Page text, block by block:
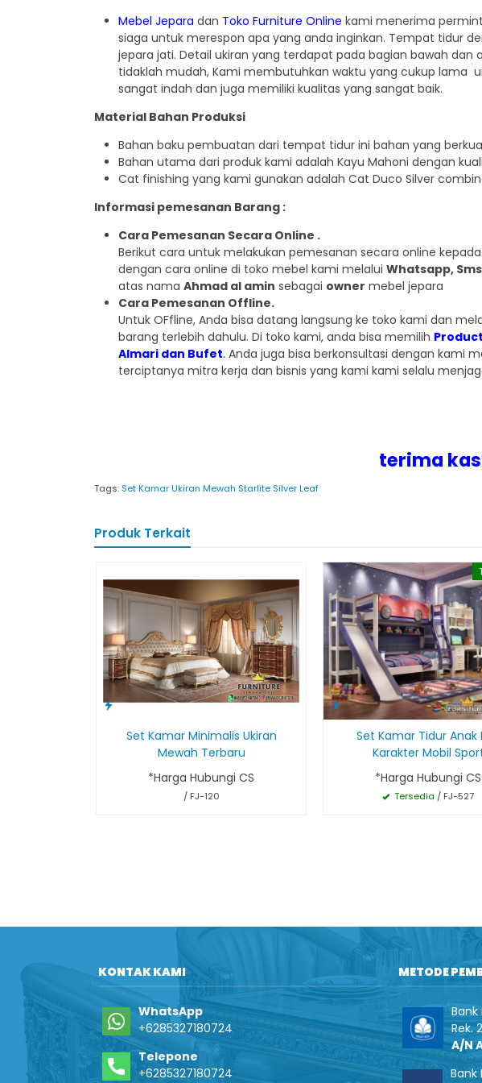
Mebel Jepara dan Toko Furniture Online kami menerima
siaga untuk merespon apa yang anda inginkan. Tempat tidur
jepara jati. Detail ukiran yang terdapat pada bagian bawah
tidaklah mudah, Kami membutuhkan waktu yang cukup lama
sangat indah dan juga memiliki kualitas yang sangat baik.
Material Bahan Produksi
Bahan baku pembuatan dari tempat tidur ini bahan yang
Bahan utama dari produk kami adalah Kayu Mahoni dengan
Cat finishing yang kami gunakan adalah Cat Duco Silver
Informasi pemesanan Barang :
Cara Pemesanan Secara Online .
Berikut cara untuk melakukan pemesanan secara online
dengan cara online di toko mebel kami melalui Whatsapp,
atas nama Ahmad al amin sebagai owner mebel jepara
Cara Pemesanan Offline.
Untuk OFfline, Anda bisa datang langsung ke toko kami dan
barang terlebih dahulu. Di toko kami, anda bisa memilih
Almari dan Bufet. Anda juga bisa berkonsultasi dengan kami
terciptanya mitra kerja dan bisnis yang kami kami selalu
terima
Tags: Set Kamar Ukiran Mewah Starlite Silver Leaf
Produk Terkait
Set Kamar Minimalis Ukiran
Mewah Terbaru
*Harga Hubungi CS
/ FJ-120
Set Kamar Tidur Anak
Karakter Mobil
*Harga Hubungi CS
Tersedia / FJ-527
KONTAK KAMI
WhatsApp
+6285327180724
Telepone
+6285327180724
METODE
Bank
Rek.
A/N
Bank